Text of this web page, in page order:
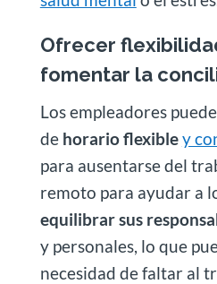
Ofrecer
fomentar la
Los empleadores
de horario flexibley
para ausentarse del
remoto para ayudar a
equilibrar sus
y personales, lo que
necesidad de faltar al